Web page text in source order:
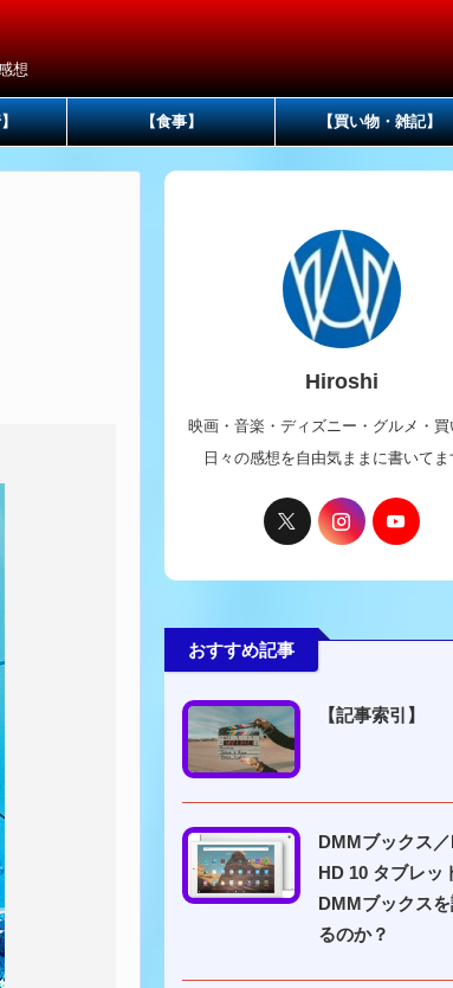
想
【食事】 【買い物・雑記】
Hiroshi
映画・音楽・ディズニー・グルメ・
日々の感想を自由気ままに書いてま
おすすめ記事
【記事索引】
DMMブックス
HD 10 タブレッ
DMMブックス
るのか？